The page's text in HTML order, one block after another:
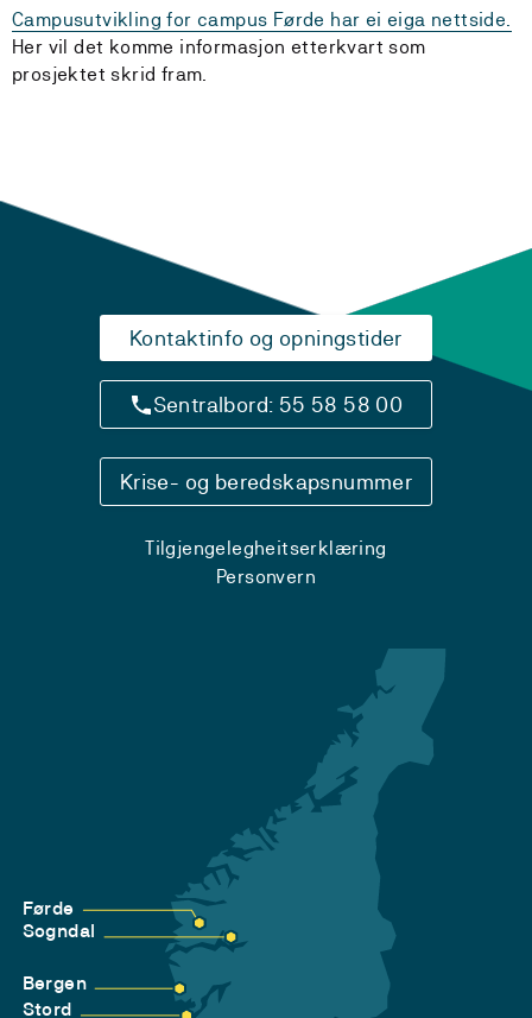
Campusutvikling for campus Førde har ei eiga nettside.
Her vil det komme informasjon etterkvart som
prosjektet skrid fram.
Kontaktinfo og opningstider
Sentralbord: 55 58 58 00
Krise- og beredskapsnummer
Tilgjengelegheitserklæring
Personvern
Førde
Sogndal
Bergen
Stord